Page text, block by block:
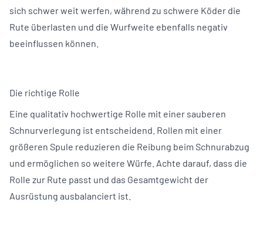
sich schwer weit werfen, während zu schwere Köder die
Rute überlasten und die Wurfweite ebenfalls negativ
beeinflussen können.
Die richtige Rolle
Eine qualitativ hochwertige Rolle mit einer sauberen
Schnurverlegung ist entscheidend. Rollen mit einer
größeren Spule reduzieren die Reibung beim Schnurabzug
und ermöglichen so weitere Würfe. Achte darauf, dass die
Rolle zur Rute passt und das Gesamtgewicht der
Ausrüstung ausbalanciert ist.